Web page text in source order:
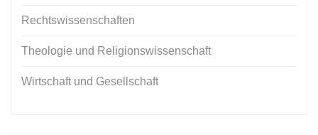
Rechtswissenschaften
Theologie und Religionswissenschaft
Wirtschaft und Gesellschaft